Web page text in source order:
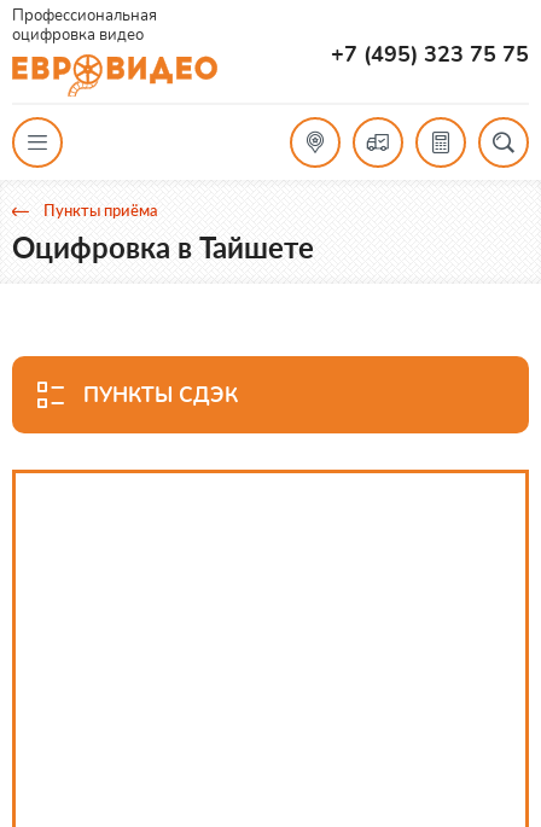
Профессиональная
оцифровка видео
+7 (495) 323 75 75
Пункты приёма
Оцифровка в Тайшете
ПУНКТЫ СДЭК